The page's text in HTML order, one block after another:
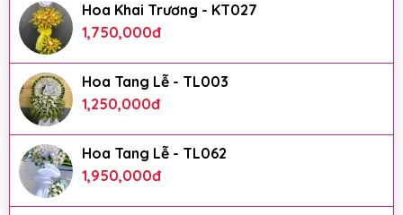
Hoa Khai Trương - KT027
1,750,000đ
Hoa Tang Lễ - TL003
1,250,000đ
Hoa Tang Lễ - TL062
1,950,000đ